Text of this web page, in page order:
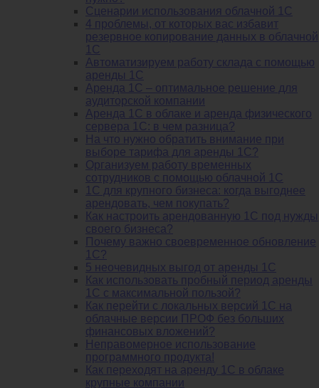
Сценарии использования облачной 1С
4 проблемы, от которых вас избавит
резервное копирование данных в облачной
1С
Автоматизируем работу склада с помощью
аренды 1С
Аренда 1С – оптимальное решение для
аудиторской компании
Аренда 1С в облаке и аренда физического
сервера 1С: в чем разница?
На что нужно обратить внимание при
выборе тарифа для аренды 1С?
Организуем работу временных
сотрудников с помощью облачной 1С
1С для крупного бизнеса: когда выгоднее
арендовать, чем покупать?
Как настроить арендованную 1С под нужды
своего бизнеса?
Почему важно своевременное обновление
1С?
5 неочевидных выгод от аренды 1С
Как использовать пробный период аренды
1С с максимальной пользой?
Как перейти с локальных версий 1С на
облачные версии ПРОФ без больших
финансовых вложений?
Неправомерное использование
программного продукта!
Как переходят на аренду 1С в облаке
крупные компании